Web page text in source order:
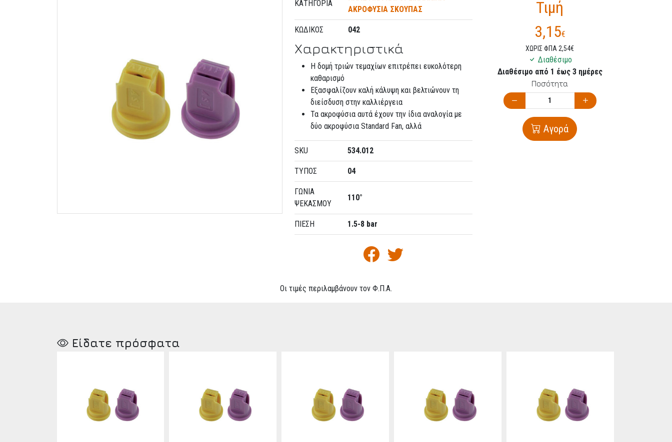
ΚΑΤΗΓΟΡΊΑ
ΑΚΡΟΦΥΣΙΑ ΣΚΟΥΠΑΣ
ΚΩΔΙΚΌΣ 042
Χαρακτηριστικά
Η δομή τριών τεμαχίων επιτρέπει ευκολότερη
καθαρισμό
Εξασφαλίζουν καλή κάλυψη και βελτιώνουν τη
διείσδυση στην καλλιέργεια
Τα ακροφύσια αυτά έχουν την ίδια αναλογία με
δύο ακροφύσια Standard Fan, αλλά
SKU 534.012
ΤΥΠΟΣ 04
ΓΩΝΙΑ
ΨΕΚΑΣΜΟΥ
110°
ΠΙΕΣΗ 1.5-8 bar
Τιμή
3,15€
ΧΩΡΙΣ ΦΠΑ 2,54€
Διαθέσιμο
Διαθέσιμο από 1 έως 3 ημέρες
Ποσότητα
Αγορά
Οι τιμές περιλαμβάνουν τον Φ.Π.Α.
Είδατε πρόσφατα